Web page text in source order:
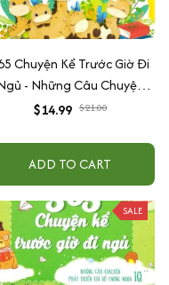
Chuyện Kể Trước Giờ Đi
- Những Câu Chuyện
Phát Triển Chỉ Số Tình Cảm
$14.99 $21.00
ADD TO CART
SALE